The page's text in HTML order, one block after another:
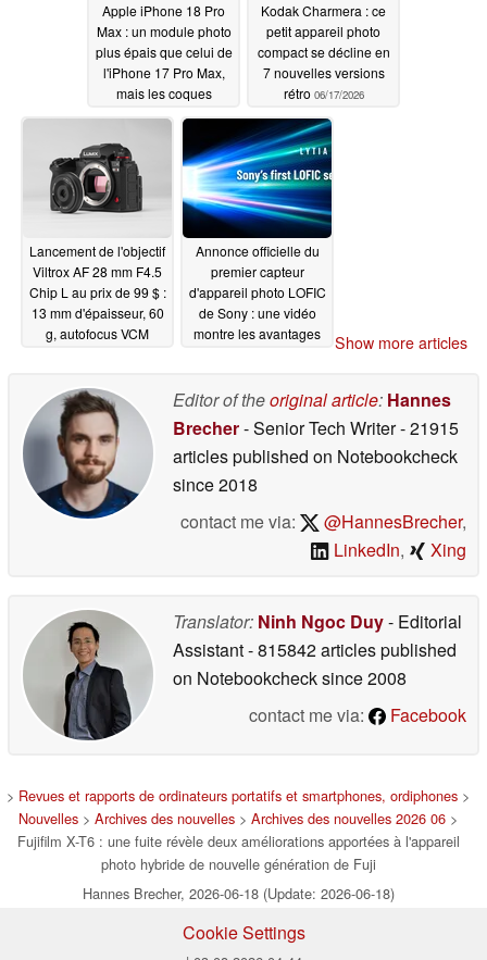
Apple iPhone 18 Pro
Max : un module photo
plus épais que celui de
l'iPhone 17 Pro Max,
mais les coques
Kodak Charmera : ce
petit appareil photo
compact se décline en
7 nouvelles versions
rétro 06/17/2026
Lancement de l'objectif
Viltrox AF 28 mm F4.5
Chip L au prix de 99 $ :
13 mm d'épaisseur, 60
g, autofocus VCM
Annonce officielle du
premier capteur
d'appareil photo LOFIC
de Sony : une vidéo
montre les avantages
Find X1006/17/2026
Show more articles
Editor of theoriginal article: Hannes
Brecher- Senior Tech Writer- 21915
articles published on Notebookcheck
since 2018
contact me via:
@HannesBrecher,
LinkedIn, Xing
Translator: Ninh Ngoc Duy- Editorial
Assistant- 815842 articles published
on Notebookchecksince 2008
contact me via:
Facebook
> Revues et rapports de ordinateurs portatifs et smartphones, ordiphones >
Nouvelles > Archives des nouvelles > Archives des nouvelles 2026 06 >
Fujifilm X-T6 : une fuite révèle deux améliorations apportées à l'appareil
photo hybride de nouvelle génération de Fuji
Hannes Brecher, 2026-06-18 (Update: 2026-06-18)
Cookie Settings